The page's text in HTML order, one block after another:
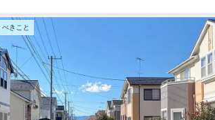
きこと